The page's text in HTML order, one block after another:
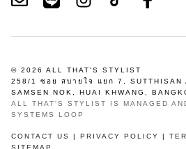
© 2026 ALL THAT'S STYLIST
258/1 ซอย สบายใจ แยก 7, SUTTHISAN
SAMSEN NOK, HUAI KHWANG,
ALL THAT'S STYLIST IS MANAGED
SYSTEMS LOOP
CONTACT US PRIVACY POLICY